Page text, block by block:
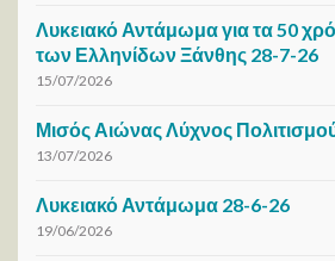
Λυκειακό Αντάμωμα για τα 50
των Ελληνίδων Ξάνθης 28-7-26
15/07/2026
Μισός Αιώνας Λύχνος
13/07/2026
Λυκειακό Αντάμωμα 28-6-26
19/06/2026